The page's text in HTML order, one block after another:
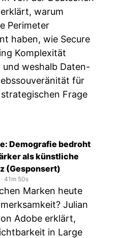
warum
Perimeter
haben, wie Secure
Komplexität
weshalb Daten-
für
Frage
Demografie bedroht
als künstliche
(Gesponsert)
‧ 41m 50s
Marken heute
Julian
Adobe erklärt,
in Large